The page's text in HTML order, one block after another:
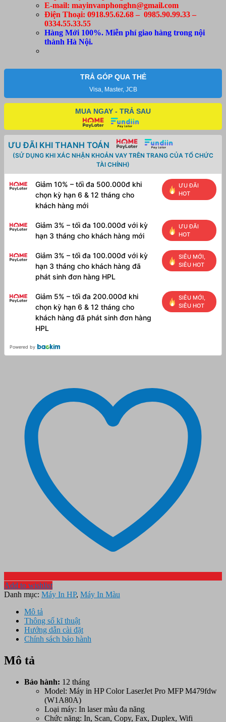
E-mail: mayinvanphonghn@gmail.com
Điện Thoại: 0918.95.62.68 – 0985.90.99.33 –
0334.55.33.55
Hàng Mới 100%. Miễn phí giao hàng trong nội
thành Hà Nội.
TRẢ GÓP QUA THẺ
Visa, Master, JCB
MUA NGAY - TRẢ SAU
ƯU ĐÃI KHI THANH TOÁN
(SỬ DỤNG KHI XÁC NHẬN KHOẢN VAY TRÊN TRANG CỦA TỔ CHỨC
TÀI CHÍNH)
Giảm 10% – tối đa 500.000đ khi
chọn kỳ hạn 6 & 12 tháng cho
khách hàng mới
ƯU ĐÃI
HOT
Giảm 3% – tối đa 100.000đ với kỳ
hạn 3 tháng cho khách hàng mới
ƯU ĐÃI
HOT
Giảm 3% – tối đa 100.000đ với kỳ
hạn 3 tháng cho khách hàng đã
phát sinh đơn hàng HPL
SIÊU MỚI,
SIÊU HOT
Giảm 5% – tối đa 200.000đ khi
chọn kỳ hạn 6 & 12 tháng cho
khách hàng đã phát sinh đơn hàng
HPL
SIÊU MỚI,
SIÊU HOT
Powered by
Add to wishlist
Danh mục: Máy In HP, Máy In Màu
Mô tả
Thông số kĩ thuật
Hướng dẫn cài đặt
Chính sách bảo hành
Mô tả
Bảo hành: 12 tháng
Model: Máy in HP Color LaserJet Pro MFP M479fdw
(W1A80A)
Loại máy: In laser màu đa năng
Chức năng: In, Scan, Copy, Fax, Duplex, Wifi